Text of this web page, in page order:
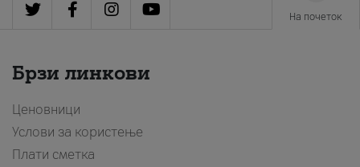
На почеток
Брзи линкови
Ценовници
Услови за користење
Плати сметка